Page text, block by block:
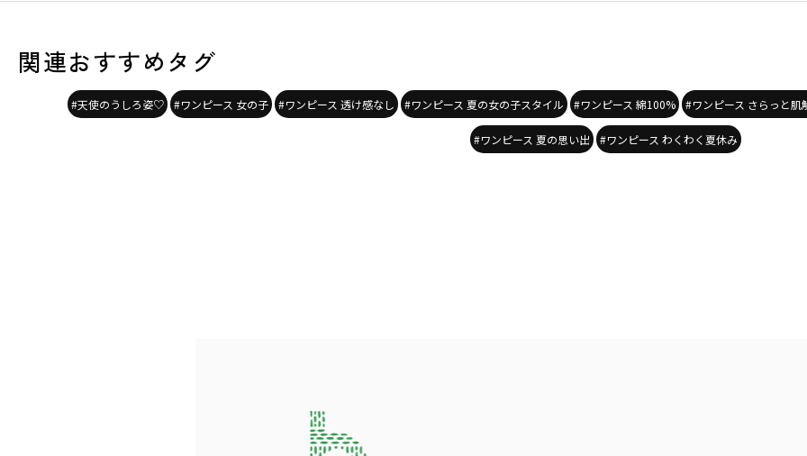
関連おすすめタグ
#天使のうしろ姿♡ #ワンピース 女の子 #ワンピース 透け感なし #ワンピース 夏の女の子スタイル #ワンピース 綿100% #ワンピース さらっと肌
#ワンピース 夏の思い出 #ワンピース わくわく夏休み